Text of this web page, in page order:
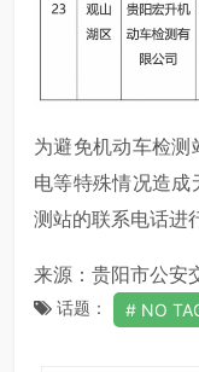
为避免机动车检
电等特殊情况造
测站的联系电话进
来源：贵阳市公安
话题： NO